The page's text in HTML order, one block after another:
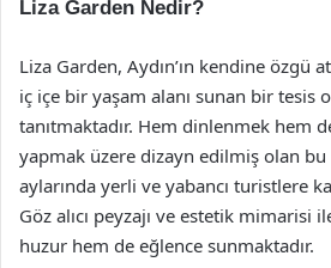
Liza Garden Nedir?
Liza Garden, Aydın’ın kendine özgü
iç içe bir yaşam alanı sunan bir tesis
tanıtmaktadır. Hem dinlenmek hem
yapmak üzere dizayn edilmiş olan
aylarında yerli ve yabancı turistlere
Göz alıcı peyzajı ve estetik mimarisi
huzur hem de eğlence sunmaktadır.